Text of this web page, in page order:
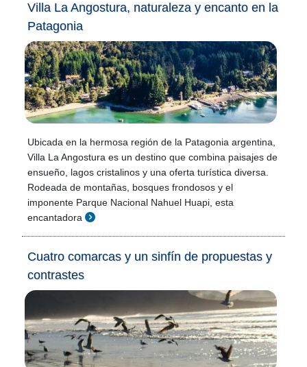
Villa La Angostura, naturaleza y encanto en la
Patagonia
Ubicada en la hermosa región de la Patagonia argentina,
Villa La Angostura es un destino que combina paisajes de
ensueño, lagos cristalinos y una oferta turística diversa.
Rodeada de montañas, bosques frondosos y el
imponente Parque Nacional Nahuel Huapi, esta
encantadora
Cuatro comarcas y un sinfín de propuestas y
contrastes